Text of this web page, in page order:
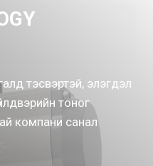
тэсвэртэй, элэгдэл
тоног
компани санал